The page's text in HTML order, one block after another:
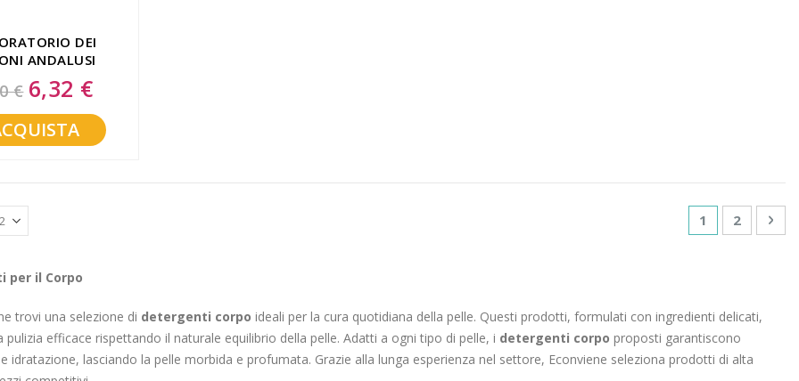
DEI
ANDALUSI
500 ML
€ Special
Price
6,32 €
Pagina
Attualmente
1 Pagina
2
per il Corpo
trovi una selezione di detergenti corpo ideali per la cura quotidiana della pelle. Questi prodotti, formulati con ingredienti delicati,
pulizia efficace rispettando il naturale equilibrio della pelle. Adatti a ogni tipo di pelle, i detergenti corpo proposti garantiscono
idratazione, lasciando la pelle morbida e profumata. Grazie alla lunga esperienza nel settore, Econviene seleziona prodotti di alta